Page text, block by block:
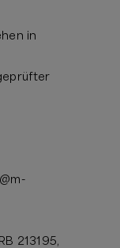
in
213195,